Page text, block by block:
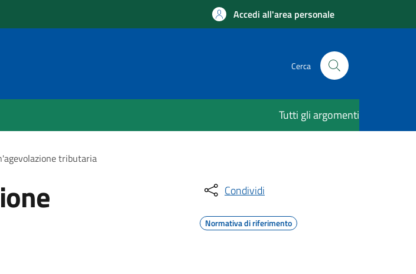
Accedi all'area personale
Cerca
Tutti gli argomenti
tributaria
Condividi
Normativa di riferimento